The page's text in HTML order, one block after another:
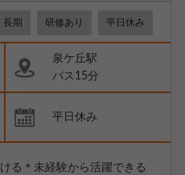
長期 研修あり 平日休み
泉ケ丘駅
バス15分
平日休み
る＊未経験から活躍できる